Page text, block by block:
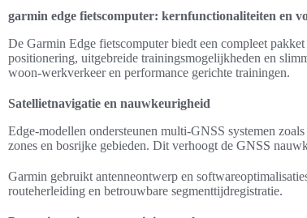
garmin edge fietscomputer: kernfunctionaliteiten en
De Garmin Edge fietscomputer biedt een compleet
positionering, uitgebreide trainingsmogelijkheden en
woon-werkverkeer en performance gerichte trainingen.
Satellietnavigatie en nauwkeurigheid
Edge-modellen ondersteunen multi-GNSS systemen
zones en bosrijke gebieden. Dit verhoogt de GNSS
Garmin gebruikt antenneontwerp en
routeherleiding en betrouwbare segmenttijdregistratie.